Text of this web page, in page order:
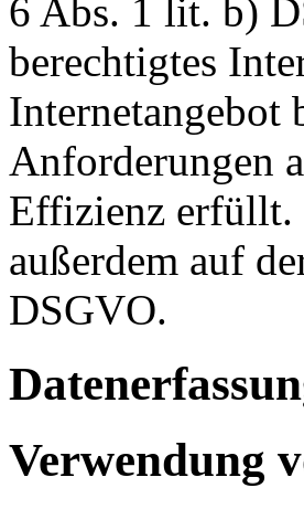
6 Abs. 1 lit. b)
berechtigtes
Internetangebot
Anforderungen
Effizienz erfüllt.
außerdem auf
DSGVO.
Verwendung